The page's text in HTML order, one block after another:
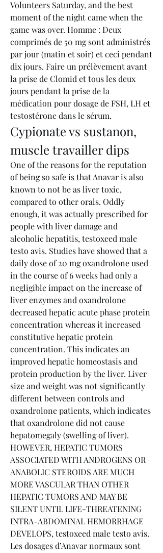
Volunteers Saturday, and the best
moment of the night came when the
game was over. Homme : Deux
comprimés de 50 mg sont administrés
par jour (matin et soir) et ceci pendant
dix jours. Faire un prélèvement avant
la prise de Clomid et tous les deux
jours pendant la prise de la
médication pour dosage de FSH, LH et
testostérone dans le sérum.
Cypionate vs sustanon,
muscle travailler dips
One of the reasons for the reputation
of being so safe is that Anavar is also
known to not be as liver toxic,
compared to other orals. Oddly
enough, it was actually prescribed for
people with liver damage and
alcoholic hepatitis, testoxeed male
testo avis. Studies have showed that a
daily dose of 20 mg oxandrolone used
in the course of 6 weeks had only a
negligible impact on the increase of
liver enzymes and oxandrolone
decreased hepatic acute phase protein
concentration whereas it increased
constitutive hepatic protein
concentration. This indicates an
improved hepatic homeostasis and
protein production by the liver. Liver
size and weight was not significantly
different between controls and
oxandrolone patients, which indicates
that oxandrolone did not cause
hepatomegaly (swelling of liver).
HOWEVER, HEPATIC TUMORS
ASSOCIATED WITH ANDROGENS OR
ANABOLIC STEROIDS ARE MUCH
MORE VASCULAR THAN OTHER
HEPATIC TUMORS AND MAY BE
SILENT UNTIL LIFE-THREATENING
INTRA-ABDOMINAL HEMORRHAGE
DEVELOPS, testoxeed male testo avis.
Les dosages d’Anavar normaux sont